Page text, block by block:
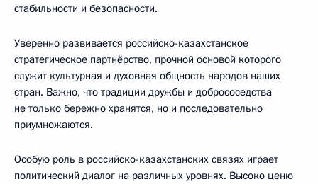
стабильности и безопасности.
Уверенно развивается российско-казахстанское
стратегическое партнёрство, прочной основой которого
служит культурная и духовная общность народов наших
стран. Важно, что традиции дружбы и добрососедства
не только бережно хранятся, но и последовательно
приумножаются.
Особую роль в российско-казахстанских связях играет
политический диалог на различных уровнях. Высоко ценю